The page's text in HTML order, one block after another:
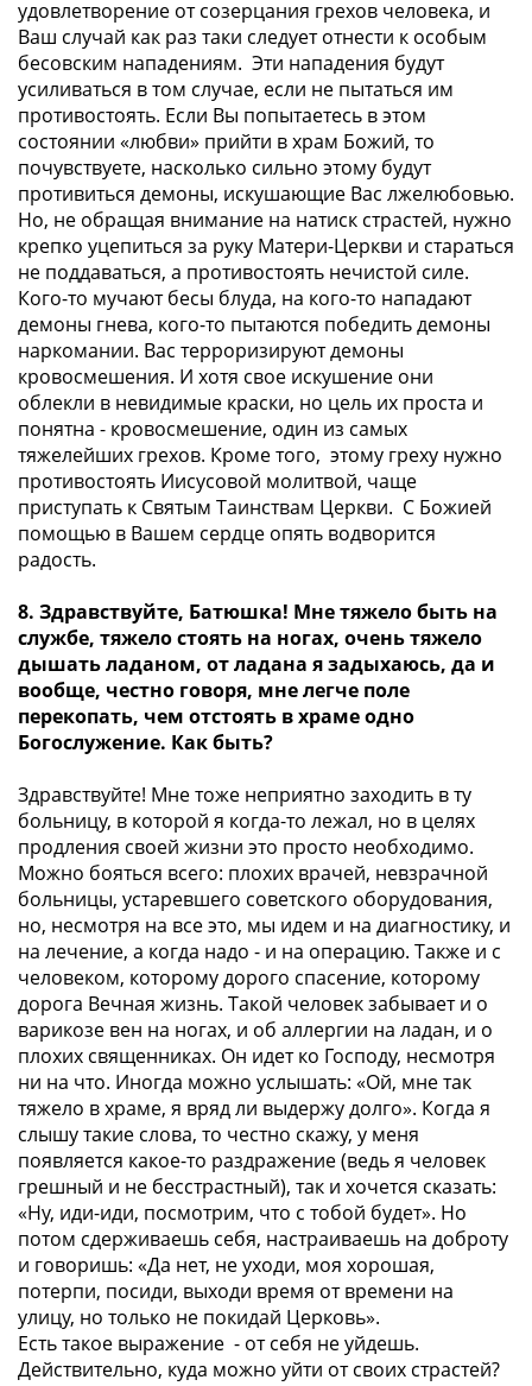
удовлетворение от созерцания грехов человека, и
Ваш случай как раз таки следует отнести к особым
бесовским нападениям. Эти нападения будут
усиливаться в том случае, если не пытаться им
противостоять. Если Вы попытаетесь в этом
состоянии «любви» прийти в храм Божий, то
почувствуете, насколько сильно этому будут
противиться демоны, искушающие Вас лжелюбовью.
Но, не обращая внимание на натиск страстей, нужно
крепко уцепиться за руку Матери-Церкви и стараться
не поддаваться, а противостоять нечистой силе.
Кого-то мучают бесы блуда, на кого-то нападают
демоны гнева, кого-то пытаются победить демоны
наркомании. Вас терроризируют демоны
кровосмешения. И хотя свое искушение они
облекли в невидимые краски, но цель их проста и
понятна - кровосмешение, один из самых
тяжелейших грехов. Кроме того, этому греху нужно
противостоять Иисусовой молитвой, чаще
приступать к Святым Таинствам Церкви. С Божией
помощью в Вашем сердце опять водворится
радость.
8. Здравствуйте, Батюшка! Мне тяжело быть на
службе, тяжело стоять на ногах, очень тяжело
дышать ладаном, от ладана я задыхаюсь, да и
вообще, честно говоря, мне легче поле
перекопать, чем отстоять в храме одно
Богослужение. Как быть?
Здравствуйте! Мне тоже неприятно заходить в ту
больницу, в которой я когда-то лежал, но в целях
продления своей жизни это просто необходимо.
Можно бояться всего: плохих врачей, невзрачной
больницы, устаревшего советского оборудования,
но, несмотря на все это, мы идем и на диагностику, и
на лечение, а когда надо - и на операцию. Также и с
человеком, которому дорого спасение, которому
дорога Вечная жизнь. Такой человек забывает и о
варикозе вен на ногах, и об аллергии на ладан, и о
плохих священниках. Он идет ко Господу, несмотря
ни на что. Иногда можно услышать: «Ой, мне так
тяжело в храме, я вряд ли выдержу долго». Когда я
слышу такие слова, то честно скажу, у меня
появляется какое-то раздражение (ведь я человек
грешный и не бесстрастный), так и хочется сказать:
«Ну, иди-иди, посмотрим, что с тобой будет». Но
потом сдерживаешь себя, настраиваешь на доброту
и говоришь: «Да нет, не уходи, моя хорошая,
потерпи, посиди, выходи время от времени на
улицу, но только не покидай Церковь».
Есть такое выражение - от себя не уйдешь.
Действительно, куда можно уйти от своих страстей?